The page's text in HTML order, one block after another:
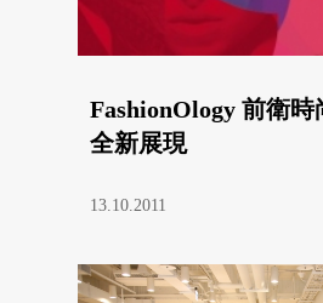
FashionOlogy 前衛
全新展現
13.10.2011